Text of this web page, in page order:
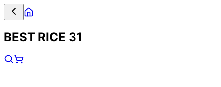
BEST RICE 31